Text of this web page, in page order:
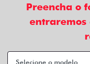
Preencha o
entraremos